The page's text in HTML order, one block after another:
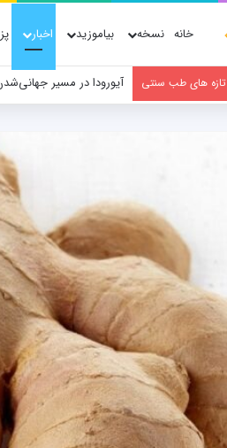
خانه نسخه بیاموزید اخبار
تازه های طب سنتی آیورودا در مسیر